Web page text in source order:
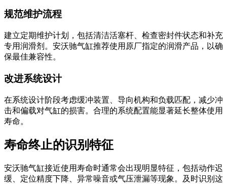
规范维护流程
建立定期维护计划，包括清洁活塞杆、检查密封件状态和补充
专用润滑剂。安沃驰气缸推荐使用原厂指定的润滑产品，以确
保最佳兼容性。
改进系统设计
在系统设计阶段考虑缓冲装置、导向机构和负载匹配，减少冲
击和偏载对气缸的损害。合理的系统配置能显著延长整体使用
寿命。
寿命终止的识别特征
安沃驰气缸接近使用寿命时通常会出现明显特征，包括动作迟
缓、定位精度下降、异常噪音或气压泄漏等现象。及时识别这